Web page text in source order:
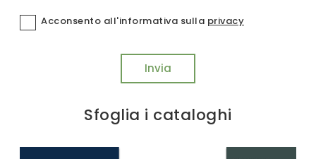
Sfoglia i cataloghi
Acconsento all'informativa sulla privacy
Invia